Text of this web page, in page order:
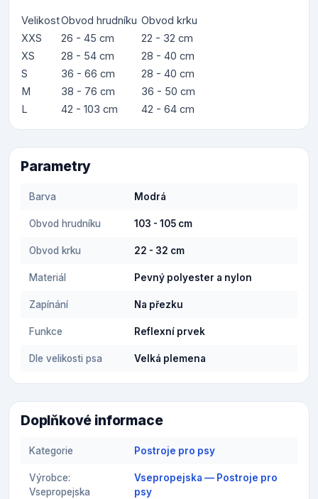
VelikostObvod hrudníku Obvod krku
XXS
26 - 45 cm
22 - 32 cm
XS
28 - 54 cm
28 - 40 cm
S
36 - 66 cm
28 - 40 cm
M
38 - 76 cm
36 - 50 cm
L
42 - 103 cm 42 - 64 cm
Parametry
Barva Modrá
Obvod hrudníku 103 - 105 cm
Obvod krku 22 - 32 cm
Materiál Pevný polyester a nylon
Zapínání Na přezku
Funkce Reflexní prvek
Dle velikosti psa Velká plemena
Doplňkové informace
Kategorie Postroje pro psy
Výrobce:
Vsepropejska
Vsepropejska — Postroje pro
psy